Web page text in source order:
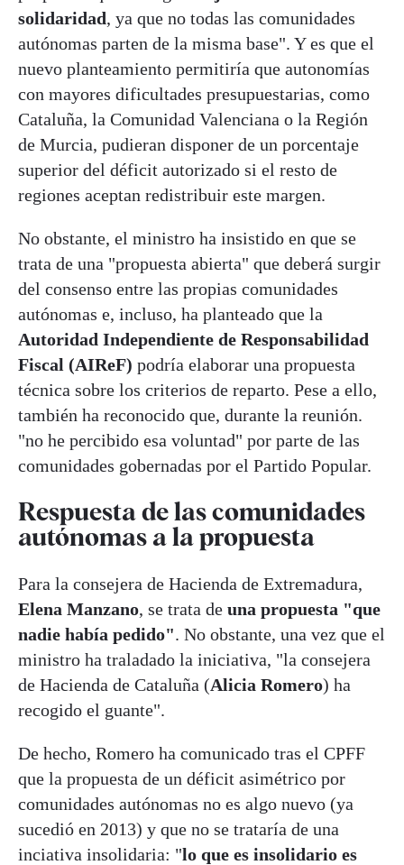
solidaridad, ya que no todas las comunidades
autónomas parten de la misma base". Y es que el
nuevo planteamiento permitiría que autonomías
con mayores dificultades presupuestarias, como
Cataluña, la Comunidad Valenciana o la Región
de Murcia, pudieran disponer de un porcentaje
superior del déficit autorizado si el resto de
regiones aceptan redistribuir este margen.
No obstante, el ministro ha insistido en que se
trata de una "propuesta abierta" que deberá surgir
del consenso entre las propias comunidades
autónomas e, incluso, ha planteado que la
Autoridad Independiente de Responsabilidad
Fiscal (AIReF) podría elaborar una propuesta
técnica sobre los criterios de reparto. Pese a ello,
también ha reconocido que, durante la reunión.
"no he percibido esa voluntad" por parte de las
comunidades gobernadas por el Partido Popular.
Respuesta de las comunidades
autónomas a la propuesta
Para la consejera de Hacienda de Extremadura,
Elena Manzano, se trata de una propuesta "que
nadie había pedido". No obstante, una vez que el
ministro ha traladado la iniciativa, "la consejera
de Hacienda de Cataluña (Alicia Romero) ha
recogido el guante".
De hecho, Romero ha comunicado tras el CPFF
que la propuesta de un déficit asimétrico por
comunidades autónomas no es algo nuevo (ya
sucedió en 2013) y que no se trataría de una
inciativa insolidaria: "lo que es insolidario es